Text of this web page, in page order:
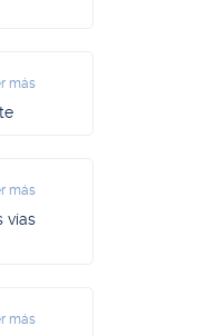
más
más
vías
más